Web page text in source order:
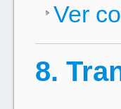
Ver
8.